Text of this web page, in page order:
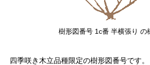
樹形図番号 1c番 半横張り の
四季咲き木立品種限定の樹形図番号です。